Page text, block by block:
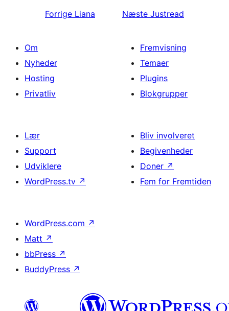
Forrige Liana Næste Justread
Om
Nyheder
Hosting
Privatliv
Fremvisning
Temaer
Plugins
Blokgrupper
Lær
Support
Udviklere
WordPress.tv ↗
Bliv involveret
Begivenheder
Doner ↗
Fem for Fremtiden
WordPress.com ↗
Matt ↗
bbPress ↗
BuddyPress ↗